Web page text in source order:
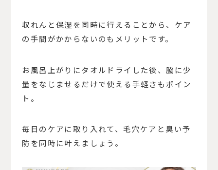
収れんと保湿を同時に行えることから、ケア
の手間がかからないのもメリットです。
お風呂上がりにタオルドライした後、脇に少
量をなじませるだけで使える手軽さもポイン
ト。
毎日のケアに取り入れて、毛穴ケアと臭い予
防を同時に叶えましょう。